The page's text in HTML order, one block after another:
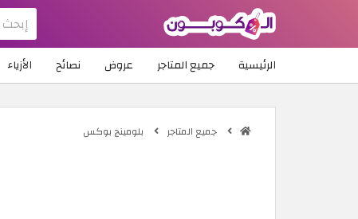
الرئيسية جميع المتاجر عروض نصائح الأزياء
جميع المتاجر بلومينج بوكس